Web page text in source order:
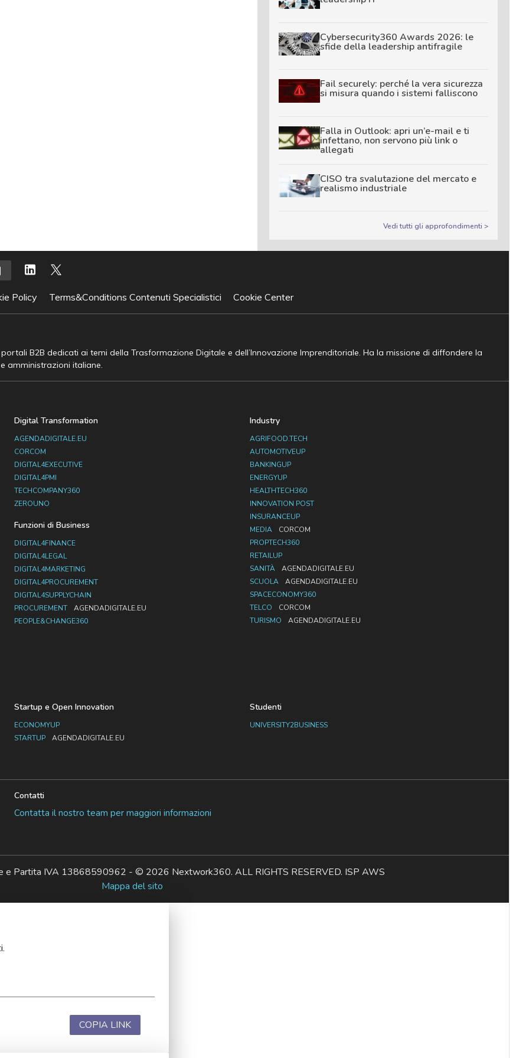
Cybersecurity360 Awards 2026: le
sfide della leadership antifragile
Fail securely: perché la vera sicurezza
si misura quando i sistemi falliscono
Falla in Outlook: apri un’e-mail e ti
infettano, non servono più link o
allegati
CISO tra svalutazione del mercato e
realismo industriale
Vedi tutti gli approfondimenti >
Policy Terms&Conditions Contenuti Specialistici Cookie Center
B2B dedicati ai temi della Trasformazione Digitale e dell’Innovazione Imprenditoriale. Ha la missione di diffondere la
amministrazioni italiane.
Digital Transformation
AGENDADIGITALE.EU
CORCOM
DIGITAL4EXECUTIVE
DIGITAL4PMI
TECHCOMPANY360
ZEROUNO
Funzioni di Business
DIGITAL4FINANCE
DIGITAL4LEGAL
DIGITAL4MARKETING
DIGITAL4PROCUREMENT
DIGITAL4SUPPLYCHAIN
PROCUREMENT
AGENDADIGITALE.EU
PEOPLE&CHANGE360
Industry
AGRIFOOD.TECH
AUTOMOTIVEUP
BANKINGUP
ENERGYUP
HEALTHTECH360
INNOVATION POST
INSURANCEUP
MEDIA
CORCOM
PROPTECH360
RETAILUP
SANITÀ
AGENDADIGITALE.EU
SCUOLA
AGENDADIGITALE.EU
SPACECONOMY360
TELCO
CORCOM
TURISMO
AGENDADIGITALE.EU
Startup e Open Innovation
ECONOMYUP
STARTUP
AGENDADIGITALE.EU
Studenti
UNIVERSITY2BUSINESS
Contatti
Contatta il nostro team per maggiori informazioni
e Partita IVA 13868590962 - © 2026 Nextwork360. ALL RIGHTS RESERVED. ISP AWS
Mappa del sito
COPIA LINK